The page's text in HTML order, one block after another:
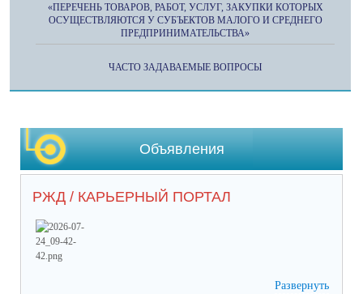
«ПЕРЕЧЕНЬ ТОВАРОВ, РАБОТ, УСЛУГ, ЗАКУПКИ КОТОРЫХ
ОСУЩЕСТВЛЯЮТСЯ У СУБЪЕКТОВ МАЛОГО И СРЕДНЕГО
ПРЕДПРИНИМАТЕЛЬСТВА»
ЧАСТО ЗАДАВАЕМЫЕ ВОПРОСЫ
Объявления
РЖД / КАРЬЕРНЫЙ ПОРТАЛ
(посмотреть)Развернуть